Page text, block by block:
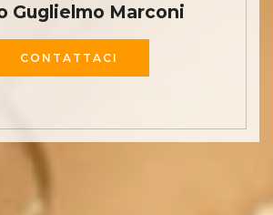
Guglielmo Marconi
CONTATTACI